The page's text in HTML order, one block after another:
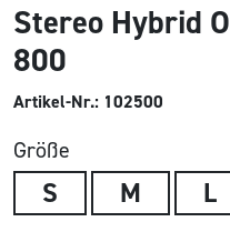
Stereo Hybrid
800
Artikel-Nr.: 102500
Größe
S M L